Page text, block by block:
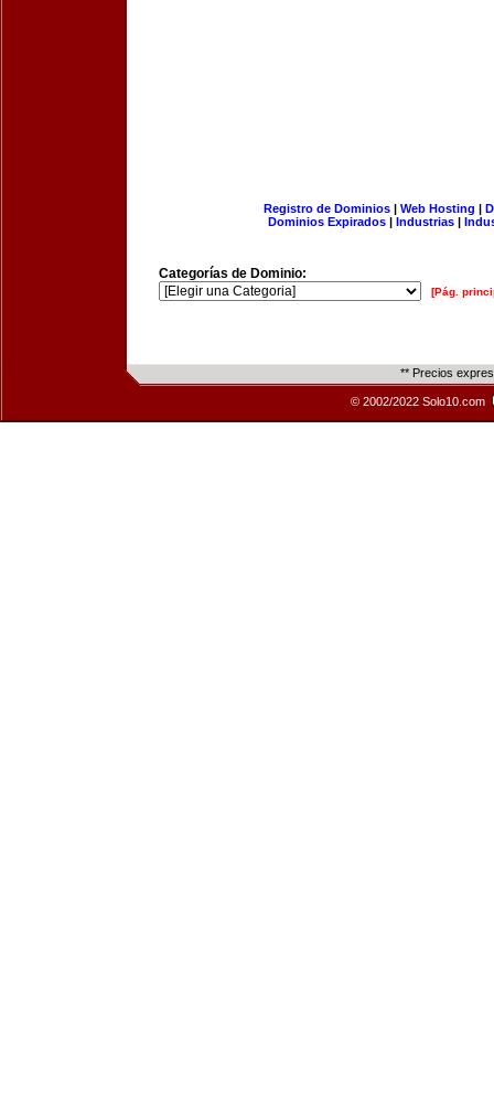
Registro de Dominios| Web Hosting |
Dominios Expirados | Industrias |
Categorías de Dominio:
[Pág.
** Precios
© 2002/2022 Solo10.com